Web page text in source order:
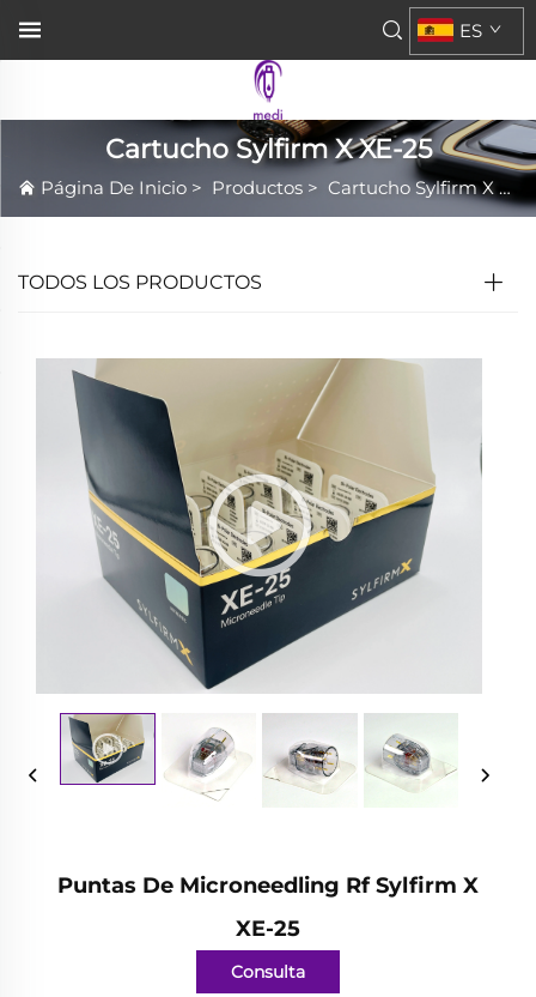
ES
Cartucho Sylfirm X XE-25
Página De Inicio > Productos > Cartucho Sylfirm X XE-25
TODOS LOS PRODUCTOS
Puntas De Microneedling Rf Sylfirm X
XE-25
Consulta